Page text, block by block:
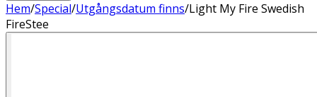
Hem/Special/Utgångsdatum finns/Light My Fire Swedish
FireStee